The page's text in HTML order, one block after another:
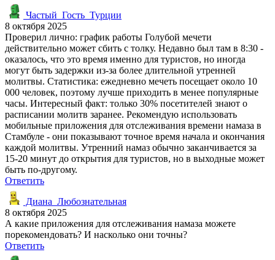
Частый_Гость_Турции
8 октября 2025
Проверил лично: график работы Голубой мечети
действительно может сбить с толку. Недавно был там в 8:30 -
оказалось, что это время именно для туристов, но иногда
могут быть задержки из-за более длительной утренней
молитвы. Статистика: ежедневно мечеть посещает около 10
000 человек, поэтому лучше приходить в менее популярные
часы. Интересный факт: только 30% посетителей знают о
расписании молитв заранее. Рекомендую использовать
мобильные приложения для отслеживания времени намаза в
Стамбуле - они показывают точное время начала и окончания
каждой молитвы. Утренний намаз обычно заканчивается за
15-20 минут до открытия для туристов, но в выходные может
быть по-другому.
Ответить
Диана_Любознательная
8 октября 2025
А какие приложения для отслеживания намаза можете
порекомендовать? И насколько они точны?
Ответить